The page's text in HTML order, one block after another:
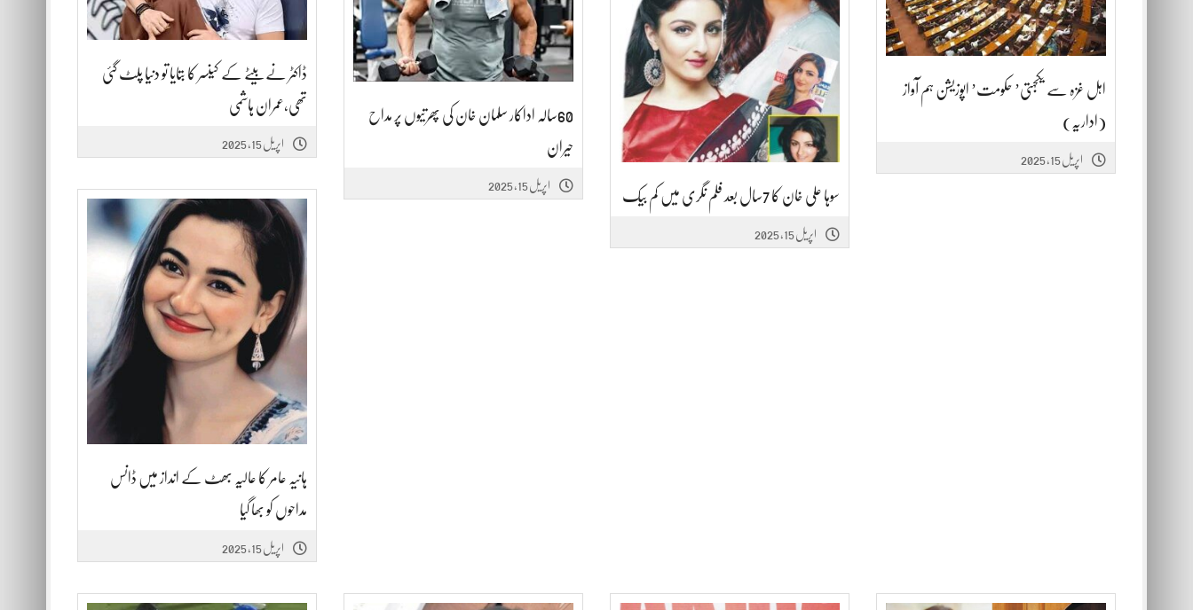
اہل غزہ سے یکجہتی’ حکومت’ اپوزیشن ہم آواز
(اداریہ)
اپریل 15, 2025
سوہا علی خان کا 7سال بعد فلم نگری میں کم بیک
اپریل 15, 2025
60سالہ اداکار سلمان خان کی پھرتیوں پر مداح
حیران
اپریل 15, 2025
ڈاکٹر نے بیٹے کے کینسر کا بتایا تو دنیا پلٹ گئی
تھی،عمران ہاشمی
اپریل 15, 2025
ہانیہ عامر کا عالیہ بھٹ کے انداز میں ڈانس
مداحوں کو بھا گیا
اپریل 15, 2025